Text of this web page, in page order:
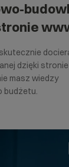
dzięki stronie
masz wiedzy
budżetu.